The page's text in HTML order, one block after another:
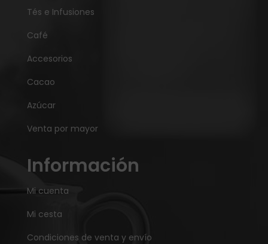
Tés e Infusiones
Café
Accesorios
Cacao
Azúcar
Venta por mayor
Información
Mi cuenta
Mi cesta
Condiciones de venta y envío